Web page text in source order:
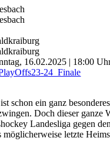
16.02.2025 | 18:00
schon ein ganz
Doch dieser ganze
Landesliga gegen
möglicherweise letzte